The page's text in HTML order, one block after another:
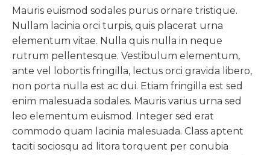
Mauris euismod sodales purus ornare tristique.
Nullam lacinia orci turpis, quis placerat urna
elementum vitae. Nulla quis nulla in neque
rutrum pellentesque. Vestibulum elementum,
ante vel lobortis fringilla, lectus orci gravida libero,
non porta nulla est ac dui. Etiam fringilla est sed
enim malesuada sodales. Mauris varius urna sed
leo elementum euismod. Integer sed erat
commodo quam lacinia malesuada. Class aptent
taciti sociosqu ad litora torquent per conubia